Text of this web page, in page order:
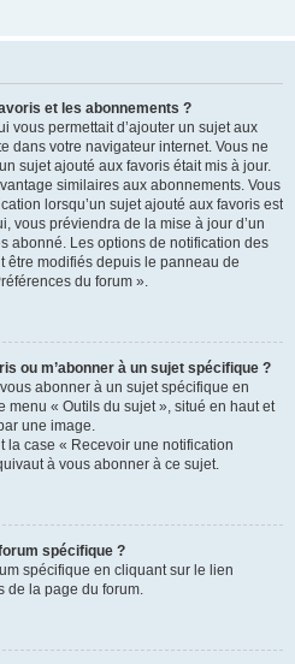
et les abonnements ?
vous permettait d’ajouter un sujet aux
dans votre navigateur internet. Vous ne
sujet ajouté aux favoris était mis à jour.
similaires aux abonnements. Vous
lorsqu’un sujet ajouté aux favoris est
vous préviendra de la mise à jour d’un
abonné. Les options de notification des
être modifiés depuis le panneau de
du forum ».
ou m’abonner à un sujet spécifique ?
abonner à un sujet spécifique en
« Outils du sujet », situé en haut et
une image.
la case « Recevoir une notification
à vous abonner à ce sujet.
spécifique ?
spécifique en cliquant sur le lien
de la page du forum.